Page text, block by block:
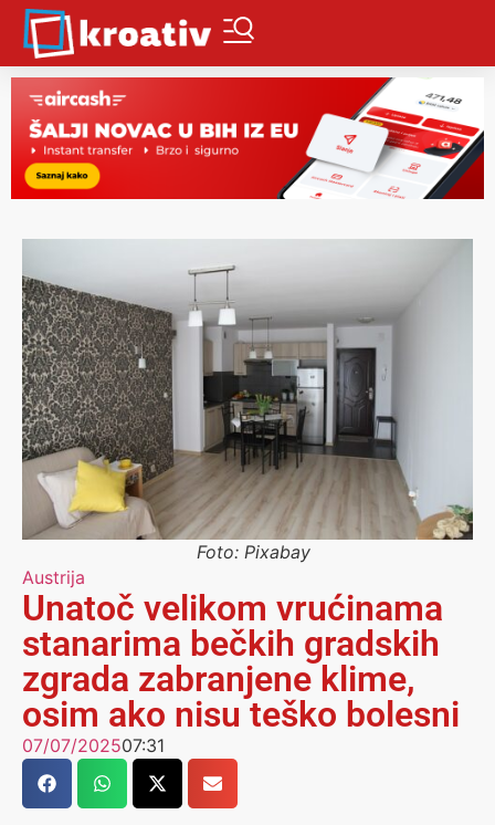
Foto: Pixabay
Austrija
Unatoč velikom vrućinama
stanarima bečkih gradskih
zgrada zabranjene klime,
osim ako nisu teško bolesni
07/07/202507:31